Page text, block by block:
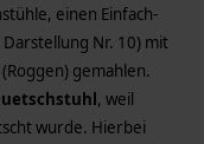
einen Einfach-
Nr. 10) mit
gemahlen.
, weil
wurde. Hierbei